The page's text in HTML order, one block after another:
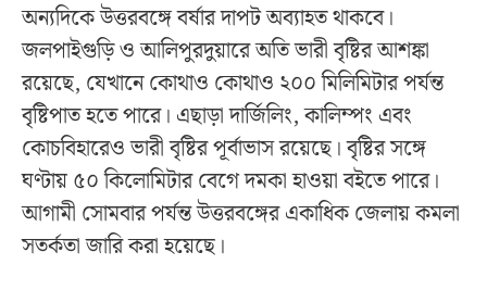
অন্যদিকে উত্তরবঙ্গে বর্ষার দাপট অব্যাহত থাকবে।
জলপাইগুড়ি ও আলিপুরদুয়ারে অতি ভারী বৃষ্টির আশঙ্কা
রয়েছে, যেখানে কোথাও কোথাও ২০০ মিলিমিটার পর্যন্ত
বৃষ্টিপাত হতে পারে। এছাড়া দার্জিলিং, কালিম্পং এবং
কোচবিহারেও ভারী বৃষ্টির পূর্বাভাস রয়েছে। বৃষ্টির সঙ্গে
ঘণ্টায় ৫০ কিলোমিটার বেগে দমকা হাওয়া বইতে পারে।
আগামী সোমবার পর্যন্ত উত্তরবঙ্গের একাধিক জেলায় কমলা
সতর্কতা জারি করা হয়েছে।